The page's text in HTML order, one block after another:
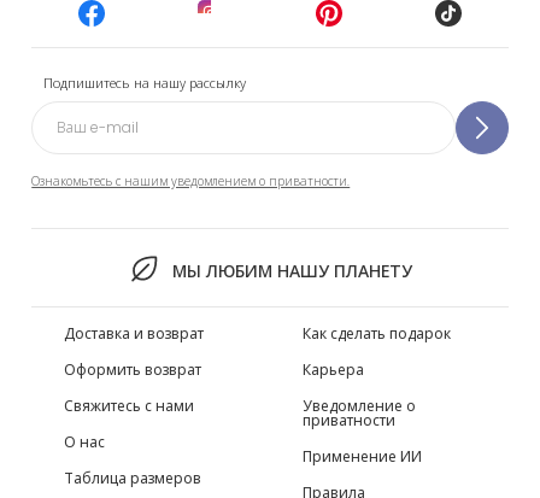
Подпишитесь на нашу рассылку
Ознакомьтесь с нашим уведомлением о приватности.
МЫ ЛЮБИМ НАШУ ПЛАНЕТУ
Доставка и возврат
Оформить возврат
Свяжитесь с нами
О нас
Таблица размеров
Как сделать подарок
Карьера
Уведомление о
приватности
Применение ИИ
Правила